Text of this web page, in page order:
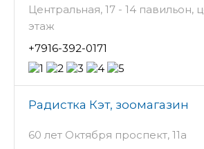
Центральная, 17 - 14 павильон,
этаж
+7916-392-0171
Радистка Кэт, зоомагазин
60 лет Октября проспект, 11а